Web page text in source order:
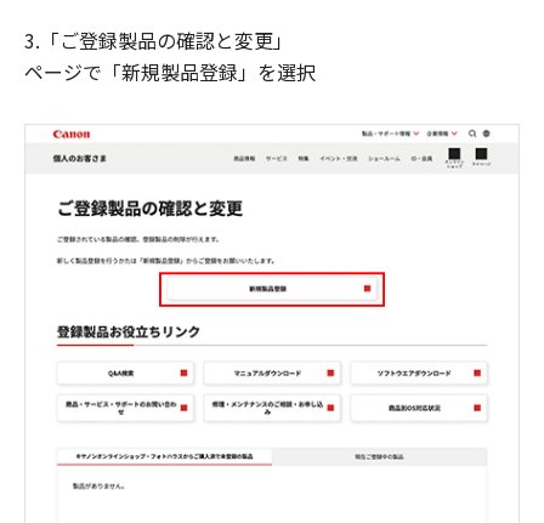
3.「ご登録製品の確認と変更」
ページで「新規製品登録」を選択